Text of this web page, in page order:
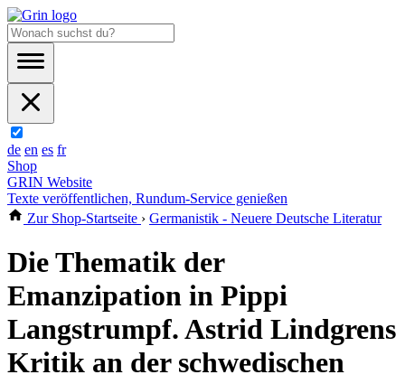
de en es fr
Shop
GRIN Website
Texte veröffentlichen, Rundum-Service genießen
Zur Shop-Startseite › Germanistik - Neuere Deutsche Literatur
Die Thematik der
Emanzipation in Pippi
Langstrumpf. Astrid Lindgrens
Kritik an der schwedischen